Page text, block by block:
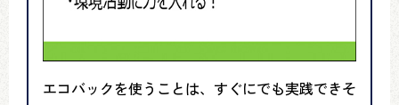
エコバックを使うことは、すぐにでも実践できそ